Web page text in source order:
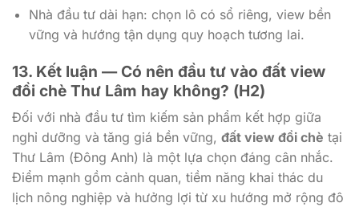
Nhà đầu tư dài hạn: chọn lô có sổ riêng, view bền
vững và hướng tận dụng quy hoạch tương lai.
13. Kết luận — Có nên đầu tư vào đất view
đồi chè Thư Lâm hay không? (H2)
Đối với nhà đầu tư tìm kiếm sản phẩm kết hợp giữa
nghỉ dưỡng và tăng giá bền vững, đất view đồi chè tại
Thư Lâm (Đông Anh) là một lựa chọn đáng cân nhắc.
Điểm mạnh gồm cảnh quan, tiềm năng khai thác du
lịch nông nghiệp và hưởng lợi từ xu hướng mở rộng đô